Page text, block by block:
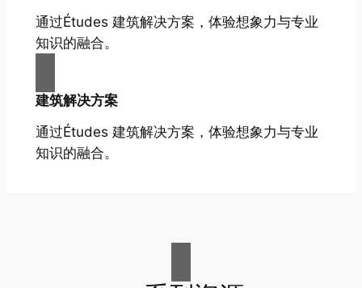
通过Études 建筑解决方案，体验想象力与专业
知识的融合。
建筑解决方案
通过Études 建筑解决方案，体验想象力与专业
知识的融合。